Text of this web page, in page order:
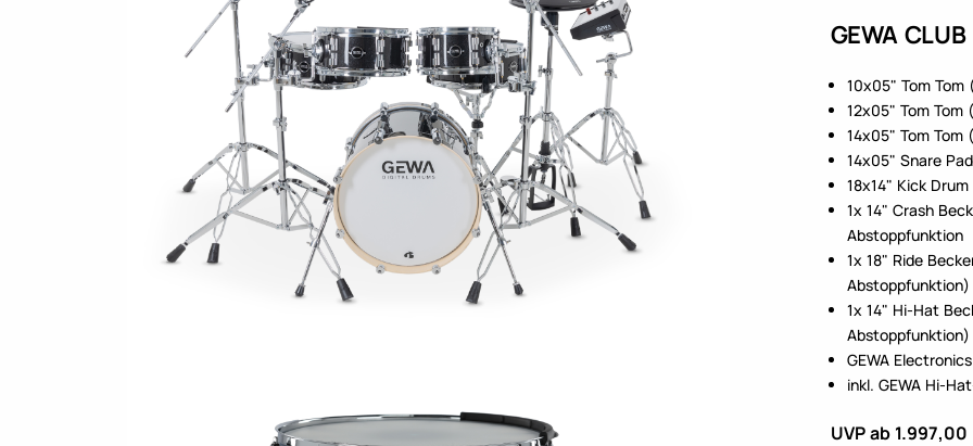
GEWA
10x05" Tom Tom
12x05" Tom Tom
14x05" Tom Tom
14x05" Snare
18x14" Kick Drum
1x 14" Crash
Abstoppfunktion
1x 18" Ride
Abstoppfunktion)
1x 14" Hi-Hat
Abstoppfunktion)
GEWA
inkl. GEWA Hi-
UVP ab 1.997,00